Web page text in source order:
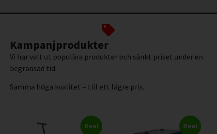
Kampanjprodukter
Vi har valt ut populära produkter och sänkt priset under en
begränsad tid.
Samma höga kvalitet – till ett lägre pris.
Rea! Rea!